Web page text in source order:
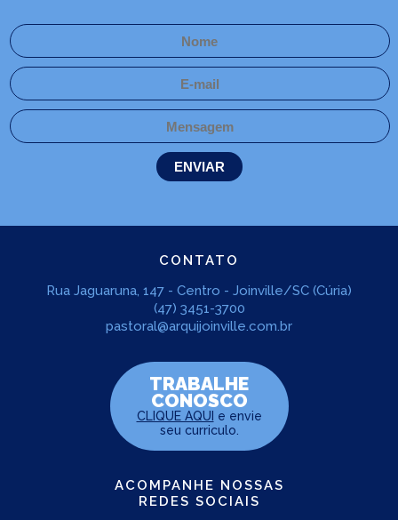
CONTATO
Rua Jaguaruna, 147 - Centro - Joinville/SC (Cúria)
(47) 3451-3700
pastoral@arquijoinville.com.br
TRABALHE
CONOSCO
CLIQUE AQUI e envie
seu curriculo.
ACOMPANHE NOSSAS
REDES SOCIAIS